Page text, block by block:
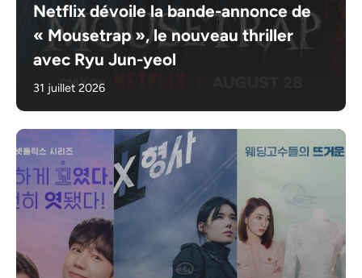
Netflix dévoile la bande-annonce de
« Mousetrap », le nouveau thriller
avec Ryu Jun-yeol
31 juillet 2026